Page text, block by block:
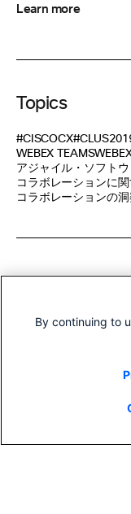
Learn more
Topics
#CISCOCX#CLUS
WEBEX TEAMS
アジャイル・ソフト
コラボレーションに
コラボレーションの洞
More like
By continuing to